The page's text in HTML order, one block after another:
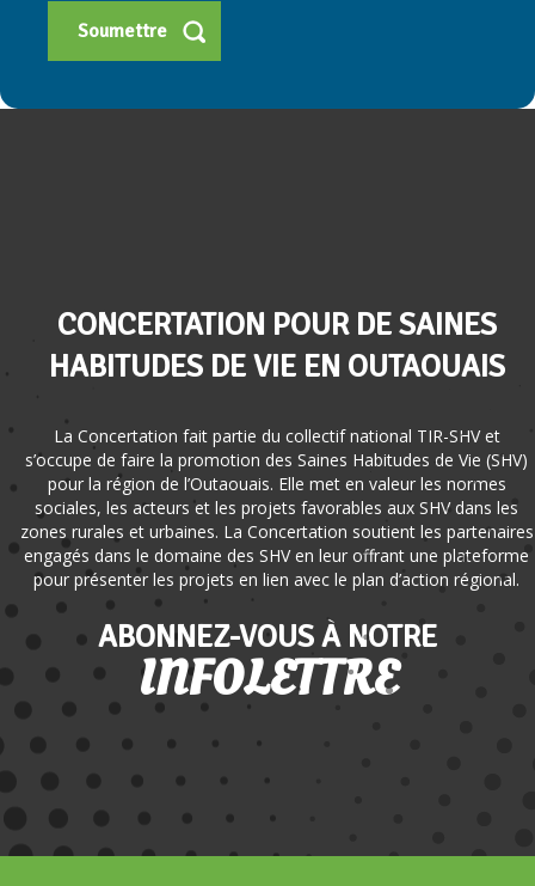
CONCERTATION POUR DE SAINES
HABITUDES DE VIE EN OUTAOUAIS
La Concertation fait partie du collectif national TIR-SHV et
s’occupe de faire la promotion des Saines Habitudes de Vie (SHV)
pour la région de l’Outaouais. Elle met en valeur les normes
sociales, les acteurs et les projets favorables aux SHV dans les
zones rurales et urbaines. La Concertation soutient les partenaires
engagés dans le domaine des SHV en leur offrant une plateforme
pour présenter les projets en lien avec le plan d’action régional.
ABONNEZ-VOUS À NOTRE
INFOLETTRE